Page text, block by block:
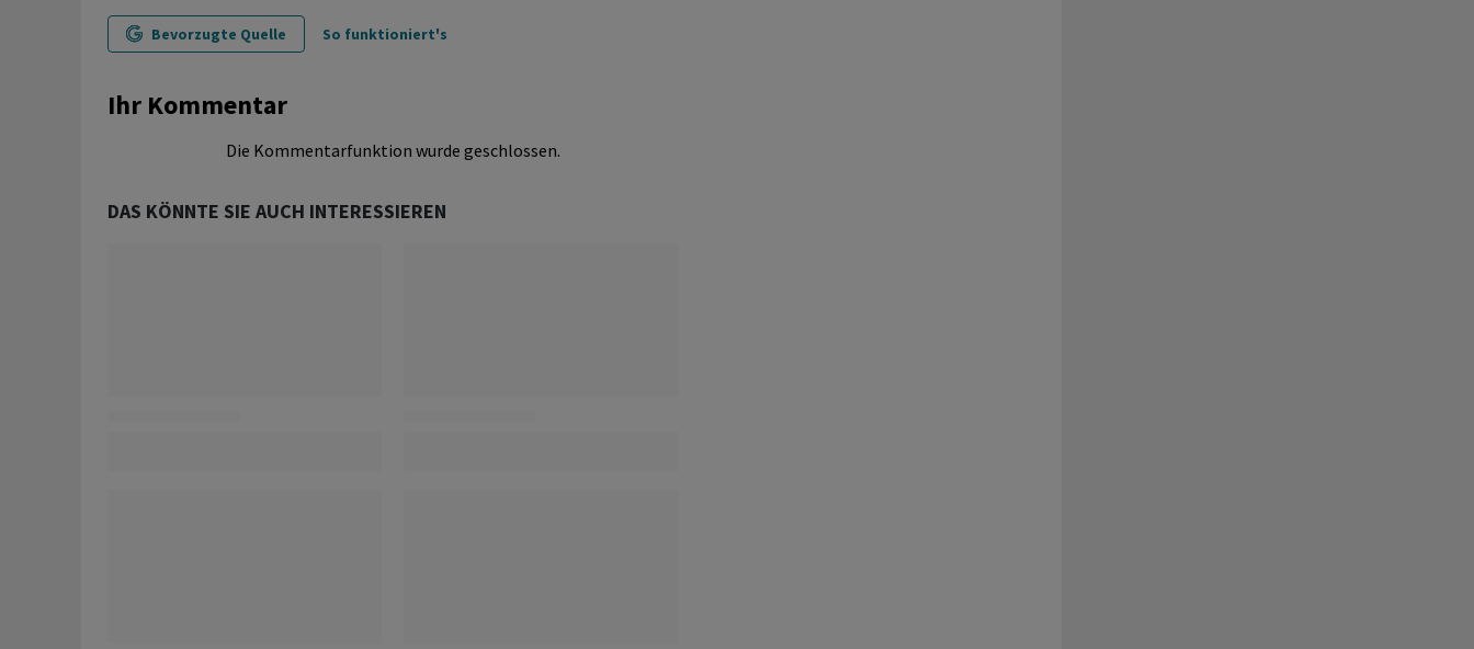
Bevorzugte Quelle So funktioniert's
Ihr Kommentar
Die Kommentarfunktion wurde geschlossen.
DAS KÖNNTE SIE AUCH INTERESSIEREN